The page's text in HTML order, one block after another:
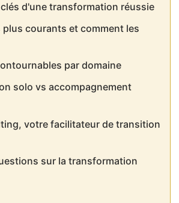
d'une transformation réussie
plus courants et comment les
par domaine
solo vs accompagnement
votre facilitateur de transition
sur la transformation